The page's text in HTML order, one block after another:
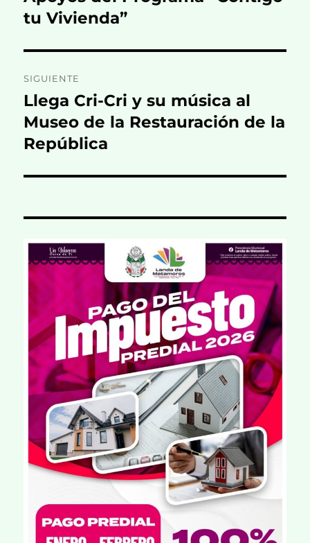
tu Vivienda”
SIGUIENTE
Entrada
siguiente:
Llega Cri-Cri y su música al
Museo de la Restauración de la
República